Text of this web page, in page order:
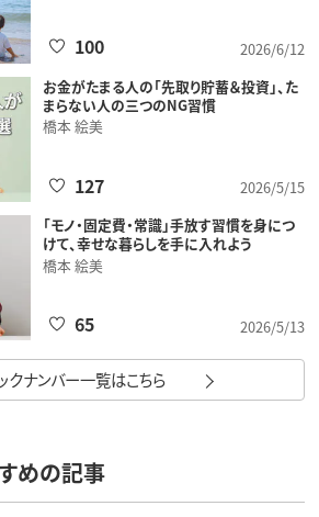
2026/6/12
100
お金がたまる人の「先取り貯蓄＆投資」、た
まらない人の三つのNG習慣
橋本 絵美
2026/5/15
127
「モノ・固定費・常識」手放す習慣を身につ
けて、幸せな暮らしを手に入れよう
橋本 絵美
2026/5/13
65
クナンバー一覧はこちら
めの記事